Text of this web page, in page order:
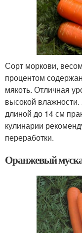
Сорт моркови,
процентом
мякоть. Отличная
высокой
длиной до 14 см
кулинарии
переработки.
Оранжевый